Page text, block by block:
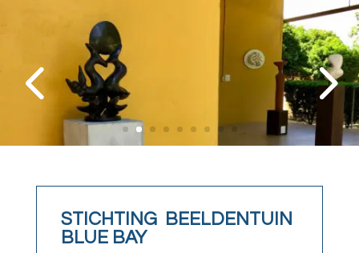
STICHTING BEELDENTUIN
BLUE BAY